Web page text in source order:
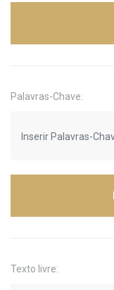
Palavras-Chave:
Texto livre: